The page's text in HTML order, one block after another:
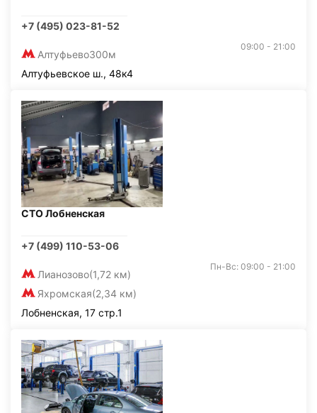
+7 (495) 023-81-52
Алтуфьево300м
09:00 - 21:00
Алтуфьевское ш., 48к4
СТО Лобненская
+7 (499) 110-53-06
Лианозово(1,72 км)
Яхромская(2,34 км)
Пн-Вс: 09:00 - 21:00
Лобненская, 17 стр.1